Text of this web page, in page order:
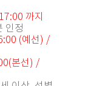
까지
정
(예선) /
본선) /